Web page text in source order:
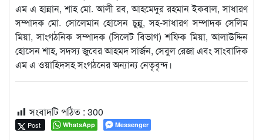
এম এ হান্নান, শাহ মো. আলী রব, আহমেদুর রহমান ইকবাল, সাধারণ
সম্পাদক মো. সোলেমান হোসেন চুন্নু, সহ-সাধারণ সম্পাদক সেলিম
মিয়া, সাংগঠনিক সম্পাদক (সিলেট বিভাগ) শফিক মিয়া, আলাউদ্দিন
হোসেন শাহ, সদস্য জুবের আহমদ সার্জন, সেবুল রেজা এবং সাংবাদিক
এম এ ওয়াহিদসহ সংগঠনের অন্যান্য নেতৃবৃন্দ।
সংবাদটি পঠিত : 300
Post WhatsApp Messenger